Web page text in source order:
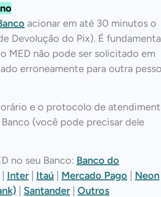
acionar em até 30 minutos o
Devolução do Pix). É
MED não pode ser solicitado em
erroneamente para outra
e o protocolo de
(você pode precisar dele
no seu Banco: Banco do
| Inter | Itaú | Mercado Pago | Neon
| Santander | Outros